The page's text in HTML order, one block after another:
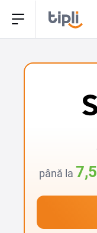
până la 7,5